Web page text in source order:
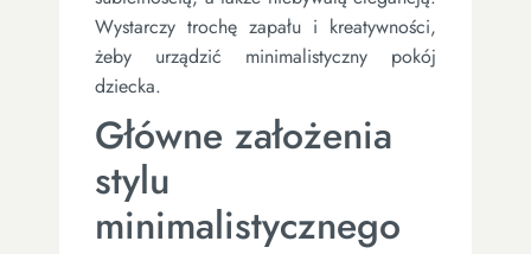
Wystarczy trochę zapału i kreatywności,
żeby urządzić minimalistyczny pokój
dziecka.
Główne założenia
stylu
minimalistycznego